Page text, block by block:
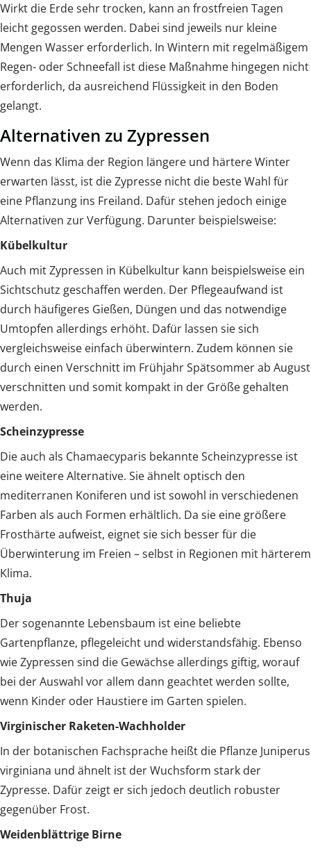
Wirkt die Erde sehr trocken, kann an frostfreien Tagen
leicht gegossen werden. Dabei sind jeweils nur kleine
Mengen Wasser erforderlich. In Wintern mit regelmäßigem
Regen- oder Schneefall ist diese Maßnahme hingegen nicht
erforderlich, da ausreichend Flüssigkeit in den Boden
gelangt.
Alternativen zu Zypressen
Wenn das Klima der Region längere und härtere Winter
erwarten lässt, ist die Zypresse nicht die beste Wahl für
eine Pflanzung ins Freiland. Dafür stehen jedoch einige
Alternativen zur Verfügung. Darunter beispielsweise:
Kübelkultur
Auch mit Zypressen in Kübelkultur kann beispielsweise ein
Sichtschutz geschaffen werden. Der Pflegeaufwand ist
durch häufigeres Gießen, Düngen und das notwendige
Umtopfen allerdings erhöht. Dafür lassen sie sich
vergleichsweise einfach überwintern. Zudem können sie
durch einen Verschnitt im Frühjahr Spätsommer ab August
verschnitten und somit kompakt in der Größe gehalten
werden.
Scheinzypresse
Die auch als Chamaecyparis bekannte Scheinzypresse ist
eine weitere Alternative. Sie ähnelt optisch den
mediterranen Koniferen und ist sowohl in verschiedenen
Farben als auch Formen erhältlich. Da sie eine größere
Frosthärte aufweist, eignet sie sich besser für die
Überwinterung im Freien – selbst in Regionen mit härterem
Klima.
Thuja
Der sogenannte Lebensbaum ist eine beliebte
Gartenpflanze, pflegeleicht und widerstandsfähig. Ebenso
wie Zypressen sind die Gewächse allerdings giftig, worauf
bei der Auswahl vor allem dann geachtet werden sollte,
wenn Kinder oder Haustiere im Garten spielen.
Virginischer Raketen-Wachholder
In der botanischen Fachsprache heißt die Pflanze Juniperus
virginiana und ähnelt ist der Wuchsform stark der
Zypresse. Dafür zeigt er sich jedoch deutlich robuster
gegenüber Frost.
Weidenblättrige Birne